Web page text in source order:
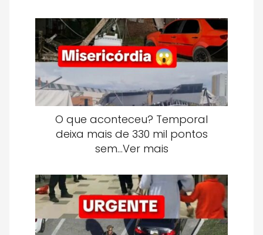
O que aconteceu? Temporal
deixa mais de 330 mil pontos
sem…Ver mais